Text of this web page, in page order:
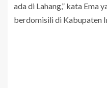
ada di Lahang,” kata Ema
berdomisili di Kabupaten